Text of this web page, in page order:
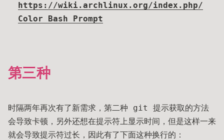
https://wiki.archlinux.org/index.php/
Color_Bash_Prompt
第三种
时隔两年再次有了新需求，第二种 git 提示获取的方法
会导致卡顿，另外还想在提示符上显示时间，但是这样一来
就会导致提示符过长，因此有了下面这种换行的：